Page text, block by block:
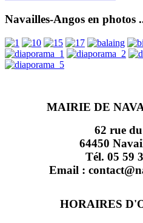
Navailles-Angos en photos
MAIRIE DE
62 rue
64450
Tél. 05 59
Email :
HORAIRES